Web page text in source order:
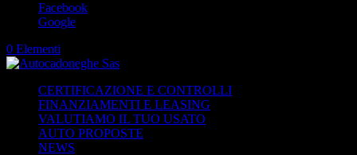
Facebook
Google
0 Elementi
CERTIFICAZIONE E CONTROLLI
FINANZIAMENTI E LEASING
VALUTIAMO IL TUO USATO
AUTO PROPOSTE
NEWS